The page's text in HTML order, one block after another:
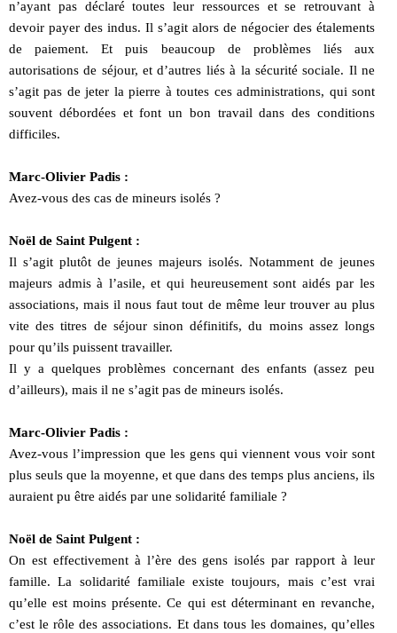
n’ayant pas déclaré toutes leur ressources et se retrouvant à
devoir payer des indus. Il s’agit alors de négocier des étalements
de paiement. Et puis beaucoup de problèmes liés aux
autorisations de séjour, et d’autres liés à la sécurité sociale. Il ne
s’agit pas de jeter la pierre à toutes ces administrations, qui sont
souvent débordées et font un bon travail dans des conditions
difficiles.
Marc-Olivier Padis :
Avez-vous des cas de mineurs isolés ?
Noël de Saint Pulgent :
Il s’agit plutôt de jeunes majeurs isolés. Notamment de jeunes
majeurs admis à l’asile, et qui heureusement sont aidés par les
associations, mais il nous faut tout de même leur trouver au plus
vite des titres de séjour sinon définitifs, du moins assez longs
pour qu’ils puissent travailler.
Il y a quelques problèmes concernant des enfants (assez peu
d’ailleurs), mais il ne s’agit pas de mineurs isolés.
Marc-Olivier Padis :
Avez-vous l’impression que les gens qui viennent vous voir sont
plus seuls que la moyenne, et que dans des temps plus anciens, ils
auraient pu être aidés par une solidarité familiale ?
Noël de Saint Pulgent :
On est effectivement à l’ère des gens isolés par rapport à leur
famille. La solidarité familiale existe toujours, mais c’est vrai
qu’elle est moins présente. Ce qui est déterminant en revanche,
c’est le rôle des associations. Et dans tous les domaines, qu’elles